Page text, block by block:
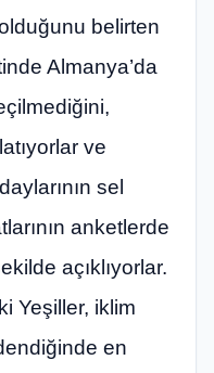
belirten
Almanya’da
ve
sel
anketlerde
açıklıyorlar.
Yeşiller, iklim
en